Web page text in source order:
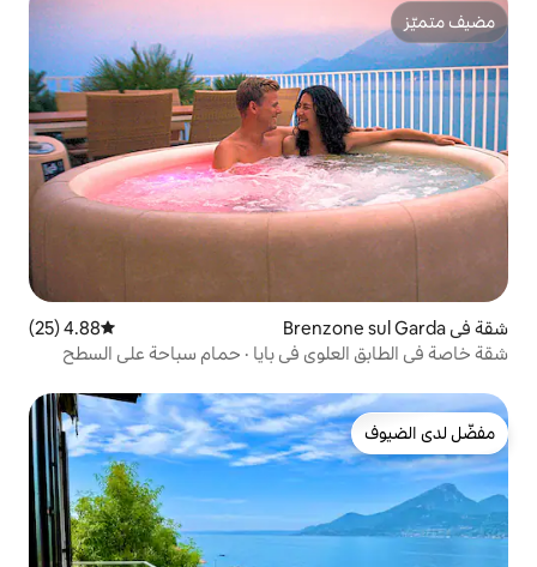
متوسط التقييم 4.88 من 5، 25 مراجعات
4.88 (25)
في بايا · حمام سباحة على السطح